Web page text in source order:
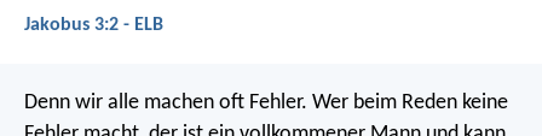
Jakobus 3:2 - ELB
Denn wir alle machen oft Fehler. Wer beim Reden keine